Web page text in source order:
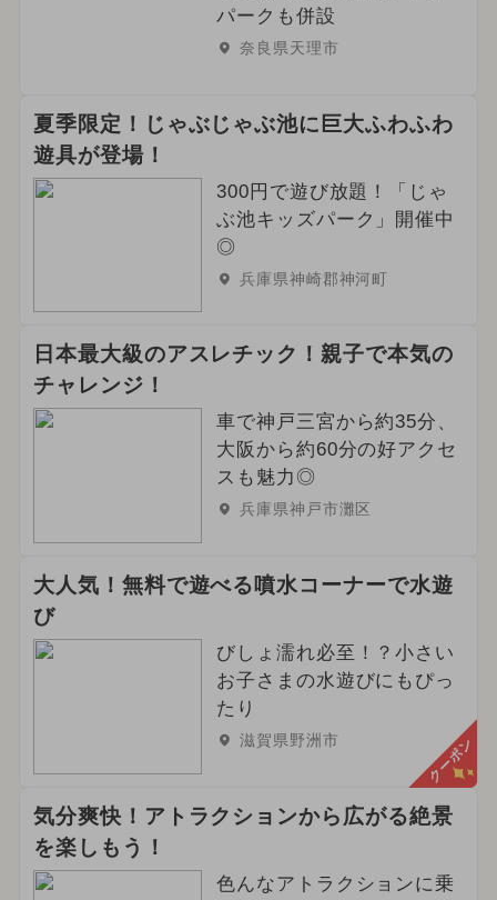
パークも併設
奈良県天理市
夏季限定！じゃぶじゃぶ池に巨大ふわふわ
遊具が登場！
300円で遊び放題！「じゃ
ぶ池キッズパーク」開催中
◎
兵庫県神崎郡神河町
日本最大級のアスレチック！親子で本気の
チャレンジ！
車で神戸三宮から約35分、
大阪から約60分の好アクセ
スも魅力◎
兵庫県神戸市灘区
大人気！無料で遊べる噴水コーナーで水遊
び
びしょ濡れ必至！？小さい
お子さまの水遊びにもぴっ
たり
滋賀県野洲市 クーポン
気分爽快！アトラクションから広がる絶景
を楽しもう！
色んなアトラクションに乗